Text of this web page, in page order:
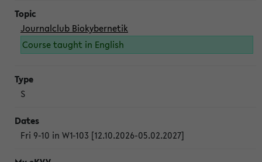
Journalclub Biokybernetik
Course taught in English
S
Fri 9-10 in W1-103 [12.10.2026-05.02.2027]